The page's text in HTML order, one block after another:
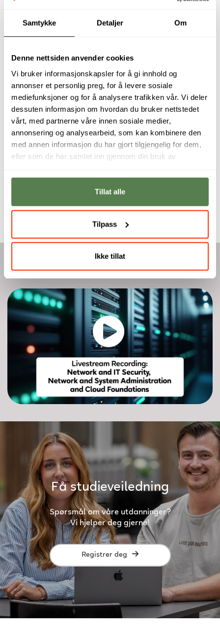
Samtykke Detaljer Om
Denne nettsiden anvender cookies
Vi bruker informasjonskapsler for å gi innhold og
annonser et personlig preg, for å levere sosiale
mediefunksjoner og for å analysere trafikken vår. Vi deler
dessuten informasjon om hvordan du bruker nettstedet
vårt, med partnerne våre innen sosiale medier,
annonsering og analysearbeid, som kan kombinere den
med annen informasjon du har gjort tilgjengelig for dem,
eller som de har samlet inn gjennom din bruk av
Tillat alle
Tilpass
Ikke tillat
Skytjenester og
databehandling i
skyen ses på som et
satsningsområde
av mange bedrifter
fremover.
Dr. Tom Drange,
Grunnleggende
forståelse for
skyteknologi og
bør og ikke bør
brukes, vil gi
studenter stor
Se video
Få studieveiledning
Spørsmål om våre utdanninger?
Vi hjelper deg gjerne!
Registrer deg